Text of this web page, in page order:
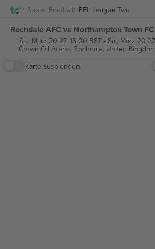
Sport Football EFL League TwoEinloggen
Sa., März 20 27, 15:00 BST- Sa., März 20
Crown Oil Arena, Rochdale, United Kingdom
Karte ausblenden